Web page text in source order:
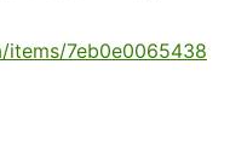
items/7eb0e0065438